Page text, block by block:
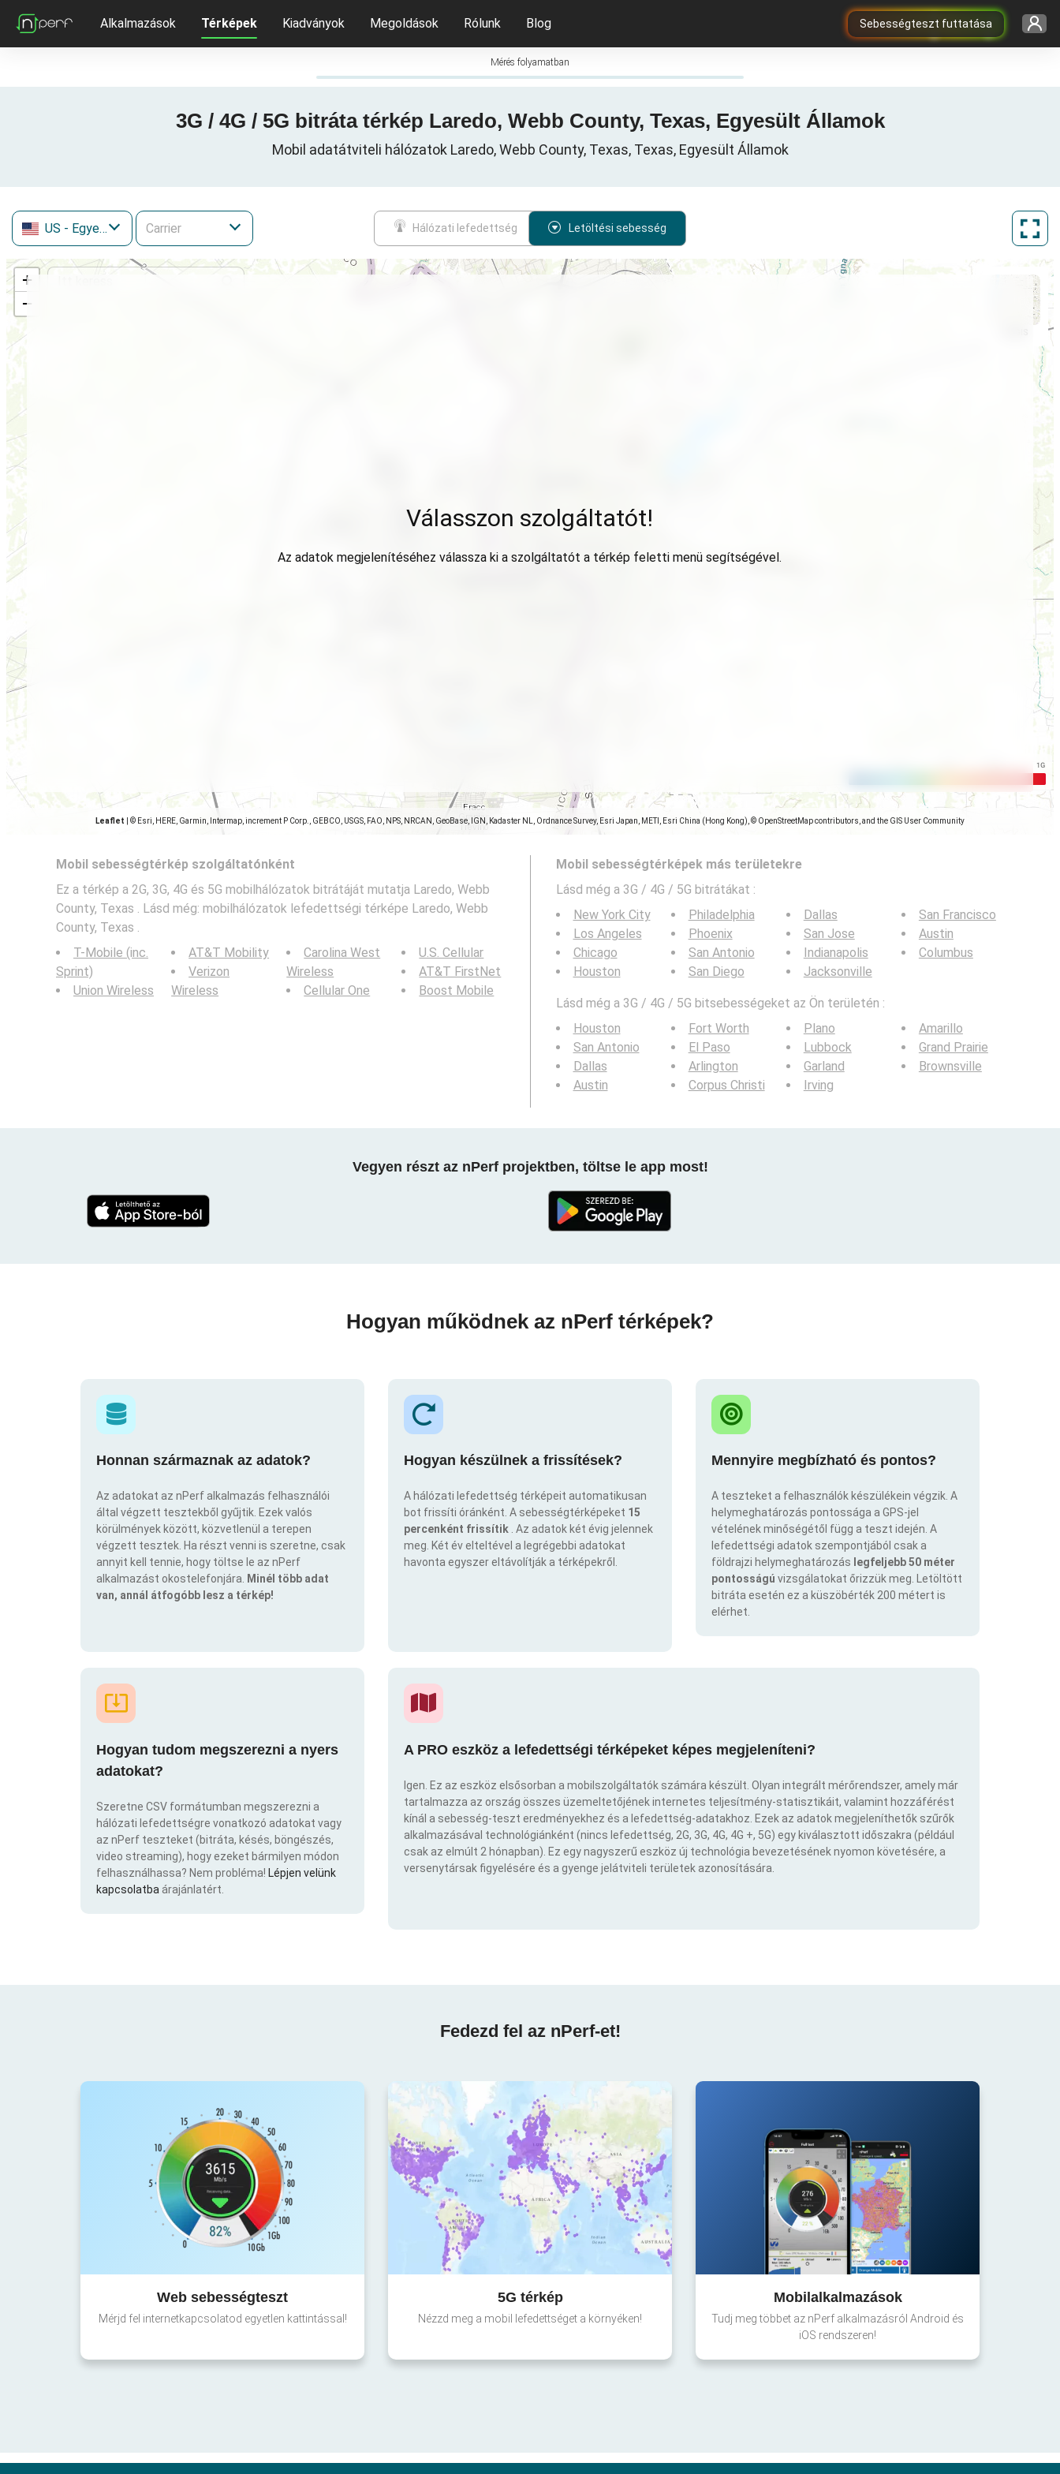
Sebességteszt futtatása
Alkalmazások Térképek Kiadványok Megoldások Rólunk Blog
Mérés folyamatban
3G / 4G / 5G bitráta térkép Laredo, Webb County, Texas, Egyesült Államok
Mobil adatátviteli hálózatok Laredo, Webb County, Texas, Texas, Egyesült Államok
US - Egyesült Államok Hálózati lefedettség Letöltési sebesség
+
−
Leaflet © Esri, HERE, Garmin, Intermap, increment P Corp., GEBCO, USGS, FAO, NPS, NRCAN, GeoBase, IGN, Kadaster NL, Ordnance Survey, Esri Japan, METI, Esri China (Hong Kong), © OpenStreetMap contributors, and the GIS User Community
Válasszon szolgáltatót!
Az adatok megjelenítéséhez válassza ki a szolgáltatót a térkép feletti menü segítségével.
Mobil sebességtérkép szolgáltatónként
Ez a térkép a 2G, 3G, 4G és 5G mobilhálózatok bitrátáját mutatja Laredo, Webb
County, Texas . Lásd még: mobilhálózatok lefedettségi térképe Laredo, Webb
County, Texas .
T-Mobile (inc.
Sprint)
Union Wireless
AT&T Mobility
Verizon
Wireless
Carolina West
Wireless
Cellular One
U.S. Cellular
AT&T FirstNet
Boost Mobile
Mobil sebességtérképek más területekre
Lásd még a 3G / 4G / 5G bitrátákat :
New York City
Los Angeles
Chicago
Houston
Philadelphia
Phoenix
San Antonio
San Diego
Dallas
San Jose
Indianapolis
Jacksonville
San Francisco
Austin
Columbus
Lásd még a 3G / 4G / 5G bitsebességeket az Ön területén :
Houston
San Antonio
Dallas
Austin
Fort Worth
El Paso
Arlington
Corpus Christi
Plano
Lubbock
Garland
Irving
Amarillo
Grand Prairie
Brownsville
Vegyen részt az nPerf projektben, töltse le app most!
Hogyan működnek az nPerf térképek?
Honnan származnak az adatok?
Az adatokat az nPerf alkalmazás felhasználói
által végzett tesztekből gyűjtik. Ezek valós
körülmények között, közvetlenül a terepen
végzett tesztek. Ha részt venni is szeretne, csak
annyit kell tennie, hogy töltse le az nPerf
alkalmazást okostelefonjára.
Minél több adat
van, annál átfogóbb lesz a térkép!
Hogyan készülnek a frissítések?
A hálózati lefedettség térképeit automatikusan
bot frissíti óránként. A sebességtérképeket 15
percenként frissítik . Az adatok két évig jelennek
meg. Két év elteltével a legrégebbi adatokat
havonta egyszer eltávolítják a térképekről.
Mennyire megbízható és pontos?
A teszteket a felhasználók készülékein végzik. A
helymeghatározás pontossága a GPS-jel
vételének minőségétől függ a teszt idején. A
lefedettségi adatok szempontjából csak a
földrajzi helymeghatározás legfeljebb 50 méter
pontosságú vizsgálatokat őrizzük meg. Letöltött
bitráta esetén ez a küszöbérték 200 métert is
elérhet.
Hogyan tudom megszerezni a nyers
adatokat?
Szeretne CSV formátumban megszerezni a
hálózati lefedettségre vonatkozó adatokat vagy
az nPerf teszteket (bitráta, késés, böngészés,
video streaming), hogy ezeket bármilyen módon
felhasználhassa? Nem probléma! Lépjen velünk
kapcsolatba árajánlatért.
A PRO eszköz a lefedettségi térképeket képes megjeleníteni?
Igen. Ez az eszköz elsősorban a mobilszolgáltatók számára készült. Olyan integrált mérőrendszer, amely már
tartalmazza az ország összes üzemeltetőjének internetes teljesítmény-statisztikáit, valamint hozzáférést
kínál a sebesség-teszt eredményekhez és a lefedettség-adatakhoz. Ezek az adatok megjeleníthetők szűrők
alkalmazásával technológiánként (nincs lefedettség, 2G, 3G, 4G, 4G +, 5G) egy kiválasztott időszakra (például
csak az elmúlt 2 hónapban). Ez egy nagyszerű eszköz új technológia bevezetésének nyomon követésére, a
versenytársak figyelésére és a gyenge jelátviteli területek azonosítására.
Fedezd fel az nPerf-et!
Web sebességteszt
Mérjd fel internetkapcsolatod egyetlen kattintással!
5G térkép
Nézzd meg a mobil lefedettséget a környéken!
Mobilalkalmazások
Tudj meg többet az nPerf alkalmazásról Android és
iOS rendszeren!